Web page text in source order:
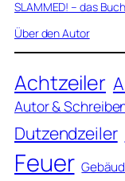
SLAMMED! – das
Über den Autor
Achtzeiler
Autor &
Dutzendzeiler
Feuer